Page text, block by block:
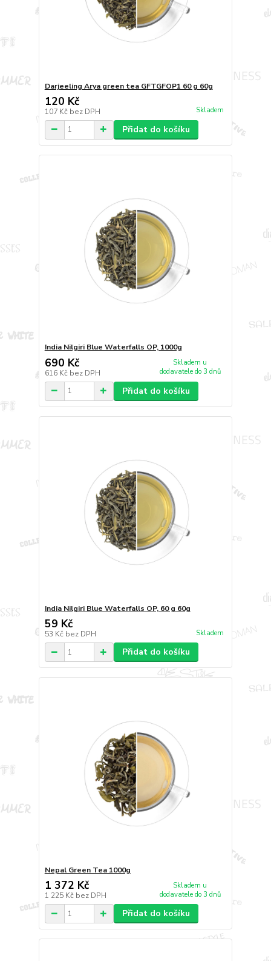
Darjeeling Arya green tea GFTGFOP1 60 g 60g
120 Kč
107 Kč bez DPH Skladem
Přidat do košíku
India Nilgiri Blue Waterfalls OP, 1000g
690 Kč
616 Kč bez DPH
Skladem u
dodavatele do 3 dnů
Přidat do košíku
India Nilgiri Blue Waterfalls OP, 60 g 60g
59 Kč
53 Kč bez DPH Skladem
Přidat do košíku
Nepal Green Tea 1000g
1 372 Kč
1 225 Kč bez DPH
Skladem u
dodavatele do 3 dnů
Přidat do košíku